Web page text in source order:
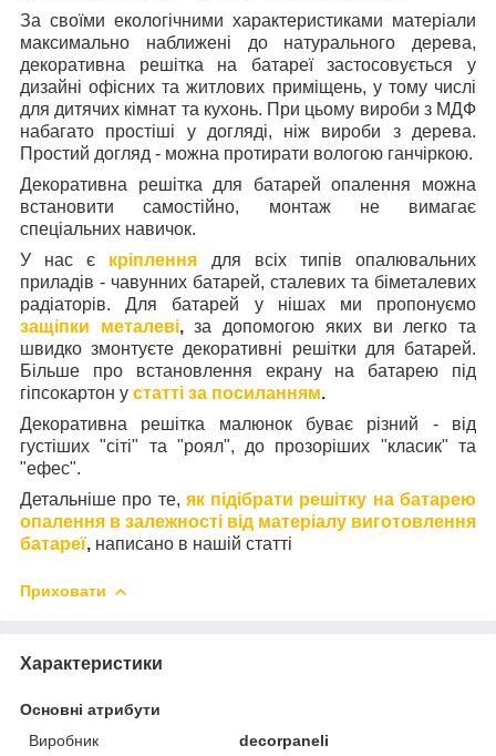
За своїми екологічними характеристиками матеріали
максимально наближені до натурального дерева,
декоративна решітка на батареї застосовується у
дизайні офісних та житлових приміщень, у тому числі
для дитячих кімнат та кухонь. При цьому вироби з МДФ
набагато простіші у догляді, ніж вироби з дерева.
Простий догляд - можна протирати вологою ганчіркою.
Декоративна решітка для батарей опалення можна
встановити самостійно, монтаж не вимагає
спеціальних навичок.
У нас є кріплення для всіх типів опалювальних
приладів - чавунних батарей, сталевих та біметалевих
радіаторів. Для батарей у нішах ми пропонуємо
защіпки металеві,за допомогою яких ви легко та
швидко змонтуєте декоративні решітки для батарей.
Більше про встановлення екрану на батарею під
гіпсокартон у статті за посиланням.
Декоративна решітка малюнок буває різний - від
густіших "сіті" та "роял", до прозоріших "класик" та
"ефес".
Детальніше про те, як підібрати решітку на батарею
опалення в залежності від матеріалу виготовлення
батареї, написано в нашій статті
Приховати
Характеристики
Основні атрибути
Виробник
decorpaneli